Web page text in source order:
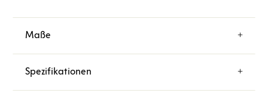
Maße
Spezifikationen